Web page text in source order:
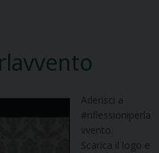
Aderisci a
#riflessioniperla
vvento.
Scarica il logo e